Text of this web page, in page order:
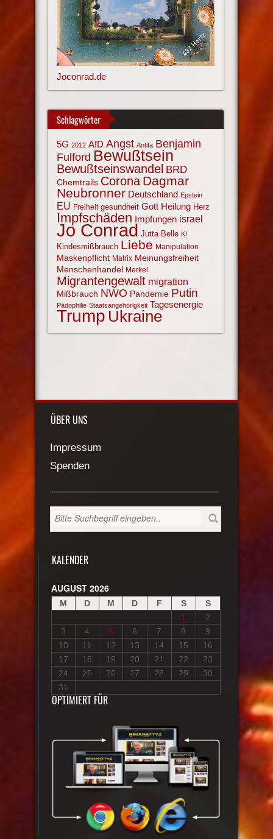
Joconrad.de
Schlagwörter
5G 2012 AfD Angst Antifa Benjamin
Fulford Bewußtsein
Bewußtseinswandel BRD
Chemtrails Corona Dagmar
Neubronner Deutschland Epstein
EU Freiheit gesundheit Gott Heilung Herz
Impfschäden Impfungen israel
Jo Conrad Jutta Belle KI
Kindesmißbrauch Liebe Manipulation
Maskenpflicht Matrix Meinungsfreiheit
Menschenhandel Merkel
Migrantengewalt migration
Mißbrauch NWO Pandemie Putin
Pädophilie Staatsangehörigkeit Tagesenergie
Trump Ukraine
ÜBER UNS
Impressum
Spenden
KALENDER
AUGUST 2026
M D M D F S
S
1
2
3
4 5 6 7 8
9
10
11 12 13 14 15
16
17
18 19 20 21 22
23
24
25 26 27 28 29
30
31
OPTIMIERT FÜR